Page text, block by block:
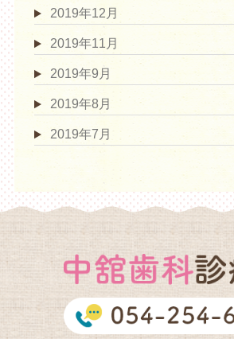
2019年12月
2019年11月
2019年9月
2019年8月
2019年7月